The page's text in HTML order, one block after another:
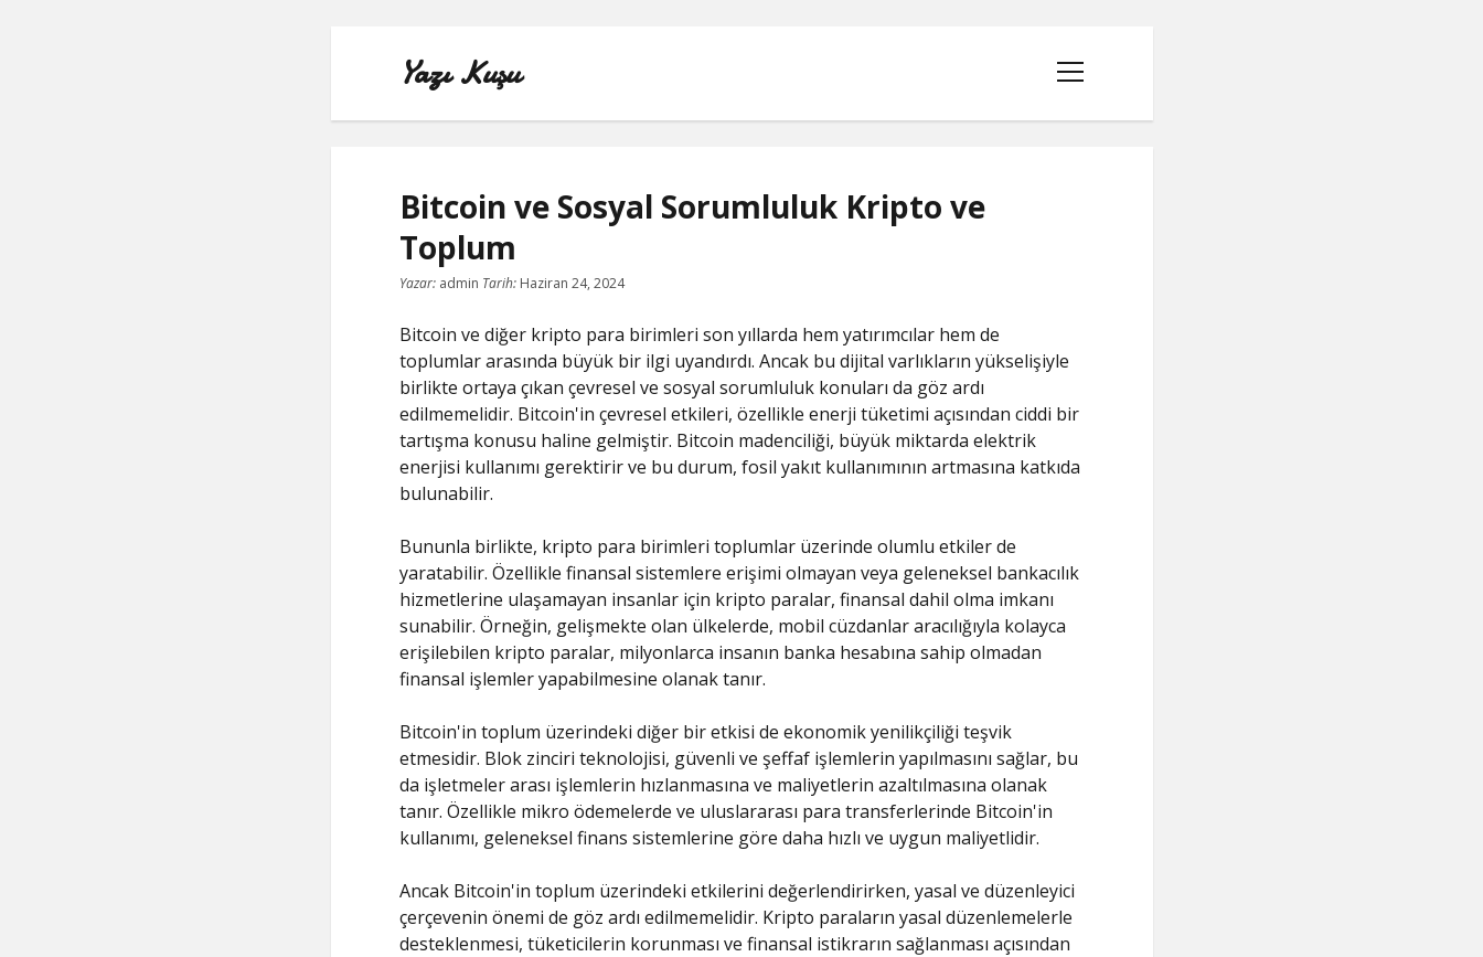
Yazı Kuşu
menüyü
aç
INSTAGRAM BEĞENI KASMA
INSTAGRAM BOT TAKIPÇI BASMA ÜCRETSIZ
LISTE
SAYFA LISTESI
Bitcoin ve Sosyal Sorumluluk Kripto ve
Toplum
Yazar:admin Tarih: Haziran 24, 2024
Bitcoin ve diğer kripto para birimleri son yıllarda hem yatırımcılar hem de
toplumlar arasında büyük bir ilgi uyandırdı. Ancak bu dijital varlıkların yükselişiyle
birlikte ortaya çıkan çevresel ve sosyal sorumluluk konuları da göz ardı
edilmemelidir. Bitcoin'in çevresel etkileri, özellikle enerji tüketimi açısından ciddi bir
tartışma konusu haline gelmiştir. Bitcoin madenciliği, büyük miktarda elektrik
enerjisi kullanımı gerektirir ve bu durum, fosil yakıt kullanımının artmasına katkıda
bulunabilir.
Bununla birlikte, kripto para birimleri toplumlar üzerinde olumlu etkiler de
yaratabilir. Özellikle finansal sistemlere erişimi olmayan veya geleneksel bankacılık
hizmetlerine ulaşamayan insanlar için kripto paralar, finansal dahil olma imkanı
sunabilir. Örneğin, gelişmekte olan ülkelerde, mobil cüzdanlar aracılığıyla kolayca
erişilebilen kripto paralar, milyonlarca insanın banka hesabına sahip olmadan
finansal işlemler yapabilmesine olanak tanır.
Bitcoin'in toplum üzerindeki diğer bir etkisi de ekonomik yenilikçiliği teşvik
etmesidir. Blok zinciri teknolojisi, güvenli ve şeffaf işlemlerin yapılmasını sağlar, bu
da işletmeler arası işlemlerin hızlanmasına ve maliyetlerin azaltılmasına olanak
tanır. Özellikle mikro ödemelerde ve uluslararası para transferlerinde Bitcoin'in
kullanımı, geleneksel finans sistemlerine göre daha hızlı ve uygun maliyetlidir.
Ancak Bitcoin'in toplum üzerindeki etkilerini değerlendirirken, yasal ve düzenleyici
çerçevenin önemi de göz ardı edilmemelidir. Kripto paraların yasal düzenlemelerle
desteklenmesi, tüketicilerin korunması ve finansal istikrarın sağlanması açısından